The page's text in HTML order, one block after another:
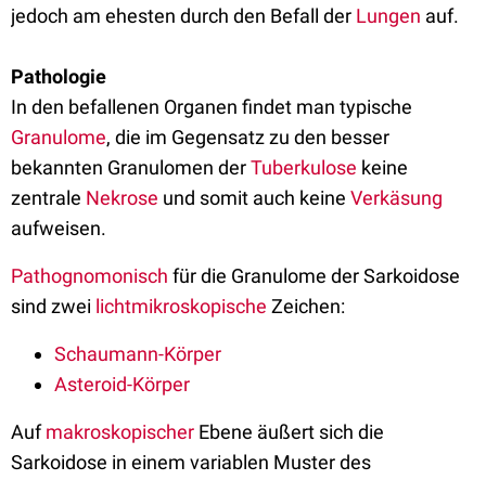
jedoch am ehesten durch den Befall der Lungen auf.
Pathologie
In den befallenen Organen findet man typische
Granulome, die im Gegensatz zu den besser
bekannten Granulomen derTuberkulose keine
zentrale Nekrose und somit auch keine Verkäsung
aufweisen.
Pathognomonisch für die Granulome der Sarkoidose
sind zwei lichtmikroskopische Zeichen:
Schaumann-Körper
Asteroid-Körper
Aufmakroskopischer Ebene äußert sich die
Sarkoidose in einem variablen Muster des